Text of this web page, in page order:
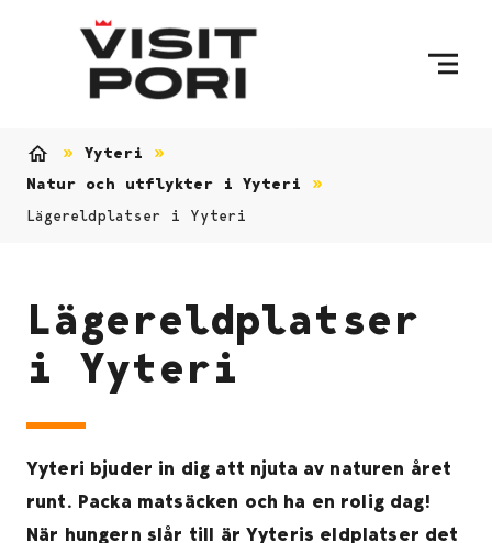
Yyteri
Natur och utflykter i Yyteri
Lägereldplatser i Yyteri
Lägereldplatser
i Yyteri
Yyteri bjuder in dig att njuta av naturen året
runt. Packa matsäcken och ha en rolig dag!
När hungern slår till är Yyteris eldplatser det